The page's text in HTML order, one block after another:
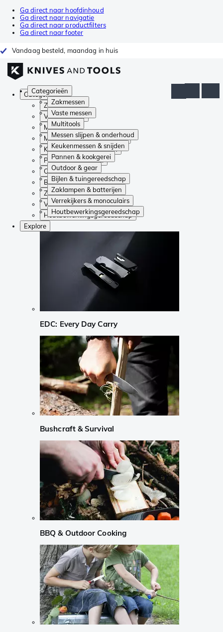
Ga direct naar hoofdinhoud
Ga direct naar navigatie
Ga direct naar productfilters
Ga direct naar footer
Vandaag besteld, maandag in huis
Categorieën
Zakmessen
Vaste messen
Multitools
Messen slijpen & onderhoud
Keukenmessen & snijden
Pannen & kookgerei
Outdoor & gear
Bijlen & tuingereedschap
Zaklampen & batterijen
Verrekijkers & monoculairs
Houtbewerkingsgereedschap
Categorieën
Zakmessen
Vaste messen
Multitools
Messen slijpen & onderhoud
Keukenmessen & snijden
Pannen & kookgerei
Outdoor & gear
Bijlen & tuingereedschap
Zaklampen & batterijen
Verrekijkers & monoculairs
Houtbewerkingsgereedschap
Explore
EDC: Every Day Carry
Bushcraft & Survival
BBQ & Outdoor Cooking